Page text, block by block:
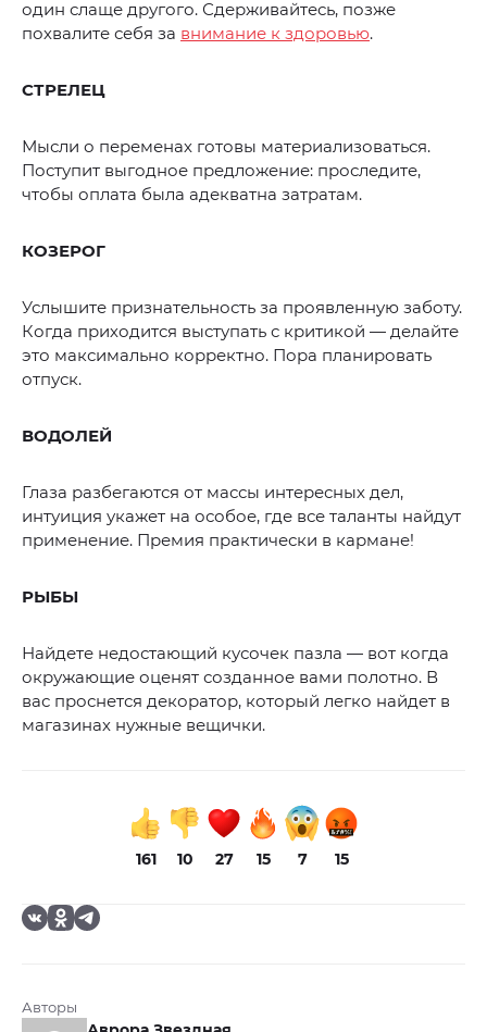
один слаще другого. Сдерживайтесь, позже
похвалите себя за внимание к здоровью.
СТРЕЛЕЦ
Мысли о переменах готовы материализоваться.
Поступит выгодное предложение: проследите,
чтобы оплата была адекватна затратам.
КОЗЕРОГ
Услышите признательность за проявленную заботу.
Когда приходится выступать с критикой — делайте
это максимально корректно. Пора планировать
отпуск.
ВОДОЛЕЙ
Глаза разбегаются от массы интересных дел,
интуиция укажет на особое, где все таланты найдут
применение. Премия практически в кармане!
РЫБЫ
Найдете недостающий кусочек пазла — вот когда
окружающие оценят созданное вами полотно. В
вас проснется декоратор, который легко найдет в
магазинах нужные вещички.
161 10 27 15 7 15
Авторы